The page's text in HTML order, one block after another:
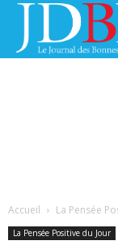
Accueil La Pensée
La Pensée Positive du Jour